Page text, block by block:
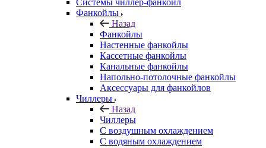
Системы чиллер-фанкойл
Фанкойлы
Назад
Фанкойлы
Настенные фанкойлы
Кассетные фанкойлы
Канальные фанкойлы
Напольно-потолочные фанкойлы
Аксессуары для фанкойлов
Чиллеры
Назад
Чиллеры
С воздушным охлаждением
С водяным охлаждением